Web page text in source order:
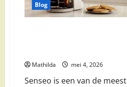
Blog
Mathilda mei 4, 2026
Senseo is een van de meest